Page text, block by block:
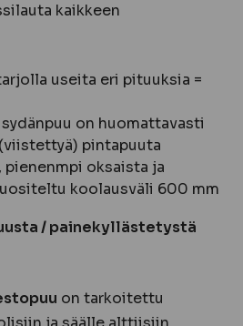
kaikkeen
useita eri pituuksia =
on huomattavasti
pintapuuta
pienenmpi oksaista ja
koolausväli 600 mm
/ painekyllästetystä
on tarkoitettu